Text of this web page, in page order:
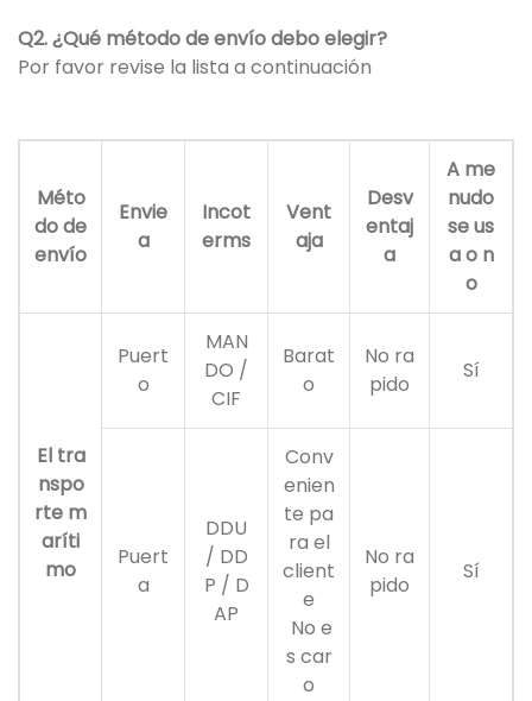
Q2. ¿Qué método de envío debo elegir?
Por favor revise la lista a continuación
Méto
do de
envío
Envie
a
Incot
erms
Vent
aja
Desv
entaj
a
A me
nudo
se us
a o n
o
El tra
nspo
rte m
aríti
mo
Puert
o
MAN
DO /
CIF
Barat
o
No ra
pido
Sí
Puert
a
DDU
/ DD
P / D
AP
Conv
enien
te pa
ra el
client
e
No e
s car
o
No ra
pido
Sí